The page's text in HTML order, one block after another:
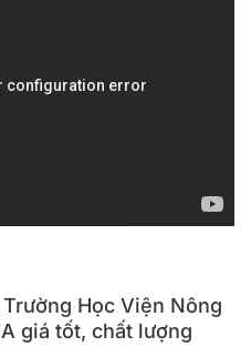
Học Viện Nông
giá tốt, chất lượng